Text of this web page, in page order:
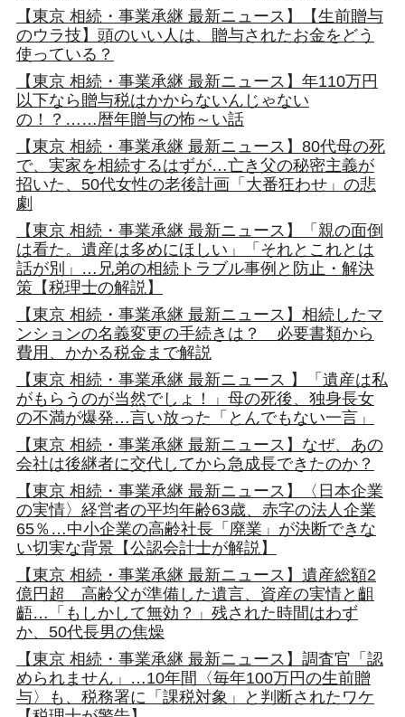
【東京 相続・事業承継 最新ニュース】【生前贈与
のウラ技】頭のいい人は、贈与されたお金をどう
使っている？
【東京 相続・事業承継 最新ニュース】年110万円
以下なら贈与税はかからないんじゃない
の！？……暦年贈与の怖～い話
【東京 相続・事業承継 最新ニュース】80代母の死
で、実家を相続するはずが…亡き父の秘密主義が
招いた、50代女性の老後計画「大番狂わせ」の悲
劇
【東京 相続・事業承継 最新ニュース】「親の面倒
は看た。遺産は多めにほしい」「それとこれとは
話が別」…兄弟の相続トラブル事例と防止・解決
策【税理士の解説】
【東京 相続・事業承継 最新ニュース】相続したマ
ンションの名義変更の手続きは？ 必要書類から
費用、かかる税金まで解説
【東京 相続・事業承継 最新ニュース 】「遺産は私
がもらうのが当然でしょ！」母の死後、独身長女
の不満が爆発…言い放った「とんでもない一言」
【東京 相続・事業承継 最新ニュース】なぜ、あの
会社は後継者に交代してから急成長できたのか？
【東京 相続・事業承継 最新ニュース】〈日本企業
の実情〉経営者の平均年齢63歳、赤字の法人企業
65％…中小企業の高齢社長「廃業」が決断できな
い切実な背景【公認会計士が解説】
【東京 相続・事業承継 最新ニュース】遺産総額2
億円超 高齢父が準備した遺言、資産の実情と齟
齬…「もしかして無効？」残された時間はわず
か、50代長男の焦燥
【東京 相続・事業承継 最新ニュース】調査官「認
められません」…10年間〈毎年100万円の生前贈
与〉も、税務署に「課税対象」と判断されたワケ